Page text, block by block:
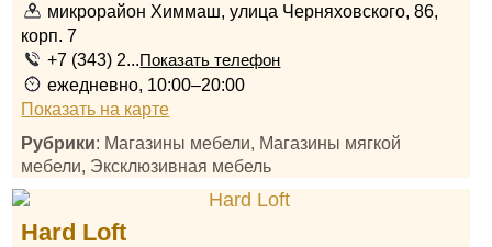
микрорайон Химмаш, улица Черняховского, 86,
корп. 7
+7 (343) 2...Показать телефон
ежедневно, 10:00–20:00
Показать на карте
Рубрики: Магазины мебели, Магазины мягкой
мебели, Эксклюзивная мебель
Hard Loft